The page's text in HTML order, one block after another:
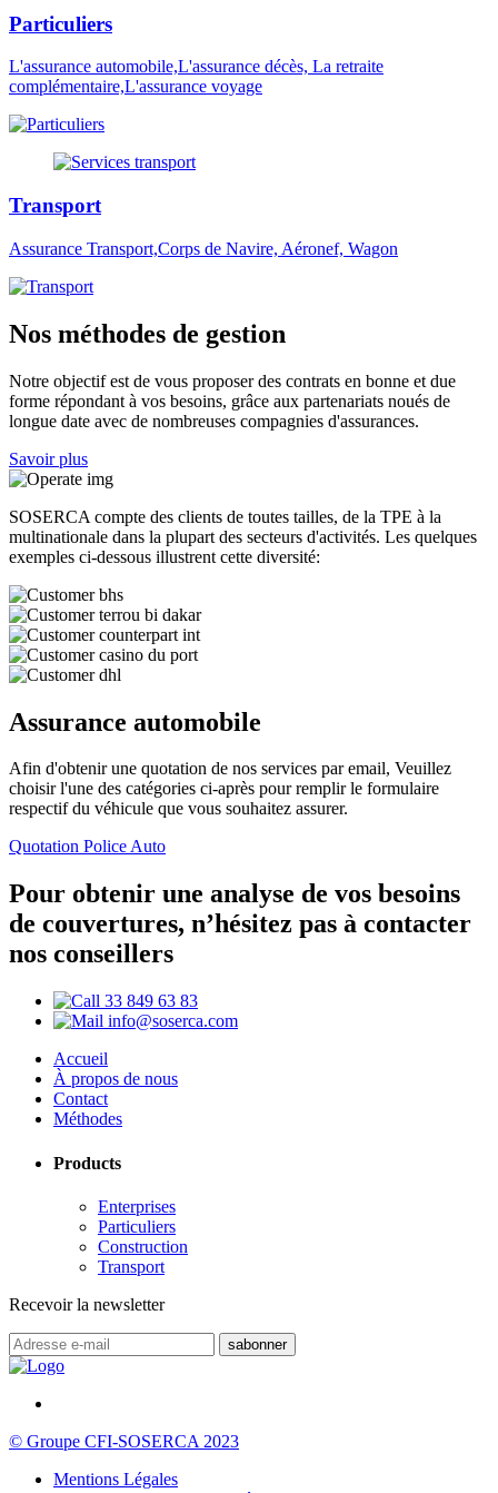
Particuliers
L'assurance automobile,L'assurance décès, La retraite
complémentaire,L'assurance voyage
Transport
Assurance Transport,Corps de Navire, Aéronef, Wagon
Nos méthodes de gestion
Notre objectif est de vous proposer des contrats en bonne et due
forme répondant à vos besoins, grâce aux partenariats noués de
longue date avec de nombreuses compagnies d'assurances.
Savoir plus
SOSERCA compte des clients de toutes tailles, de la TPE à la
multinationale dans la plupart des secteurs d'activités. Les quelques
exemples ci-dessous illustrent cette diversité:
Assurance automobile
Afin d'obtenir une quotation de nos services par email, Veuillez
choisir l'une des catégories ci-après pour remplir le formulaire
respectif du véhicule que vous souhaitez assurer.
Quotation Police Auto
Pour obtenir une analyse de vos besoins
de couvertures, n’hésitez pas à contacter
nos conseillers
33 849 63 83
info@soserca.com
Accueil
À propos de nous
Contact
Méthodes
Products
Enterprises
Particuliers
Construction
Transport
Recevoir la newsletter
© Groupe CFI-SOSERCA 2023
Mentions Légales